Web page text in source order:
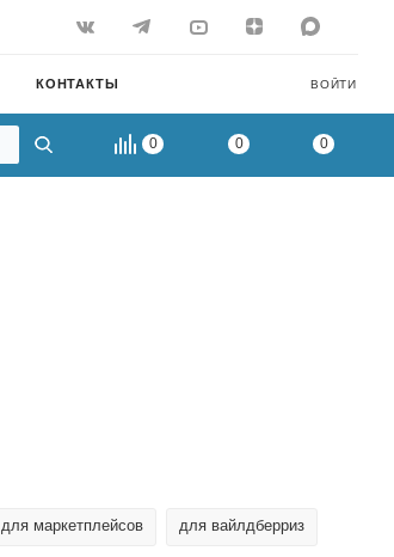
ВОЙТИ
КОНТАКТЫ
0 0 0
для маркетплейсов для вайлдберриз